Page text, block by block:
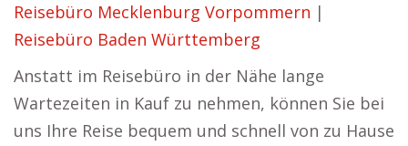
Reisebüro Mecklenburg Vorpommern |
Reisebüro Baden Württemberg
Anstatt im Reisebüro in der Nähe lange
Wartezeiten in Kauf zu nehmen, können Sie bei
uns Ihre Reise bequem und schnell von zu Hause